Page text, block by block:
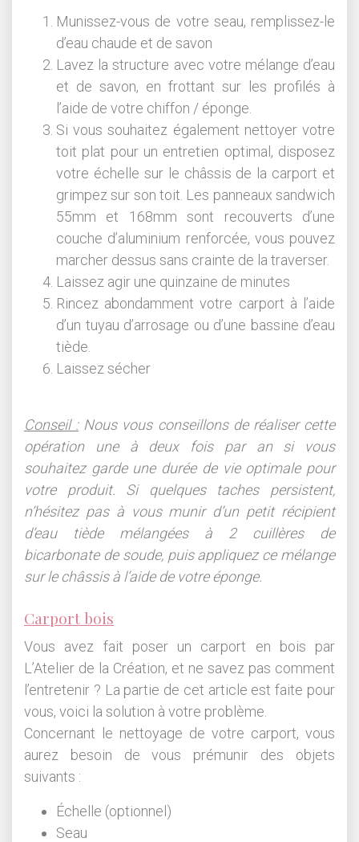
Munissez-vous de votre seau, remplissez-le
d’eau chaude et de savon
Lavez la structure avec votre mélange d’eau
et de savon, en frottant sur les profilés à
l’aide de votre chiffon / éponge.
Si vous souhaitez également nettoyer votre
toit plat pour un entretien optimal, disposez
votre échelle sur le châssis de la carport et
grimpez sur son toit. Les panneaux sandwich
55mm et 168mm sont recouverts d’une
couche d’aluminium renforcée, vous pouvez
marcher dessus sans crainte de la traverser.
Laissez agir une quinzaine de minutes
Rincez abondamment votre carport à l’aide
d’un tuyau d’arrosage ou d’une bassine d’eau
tiède.
Laissez sécher
Conseil :Nous vous conseillons de réaliser cette
opération une à deux fois par an si vous
souhaitez garde une durée de vie optimale pour
votre produit. Si quelques taches persistent,
n’hésitez pas à vous munir d’un petit récipient
d’eau tiède mélangées à 2 cuillères de
bicarbonate de soude, puis appliquez ce mélange
sur le châssis à l’aide de votre éponge.
Carport bois
Vous avez fait poser un carport en bois par
L’Atelier de la Création, et ne savez pas comment
l’entretenir ? La partie de cet article est faite pour
vous, voici la solution à votre problème.
Concernant le nettoyage de votre carport, vous
aurez besoin de vous prémunir des objets
suivants :
Échelle (optionnel)
Seau